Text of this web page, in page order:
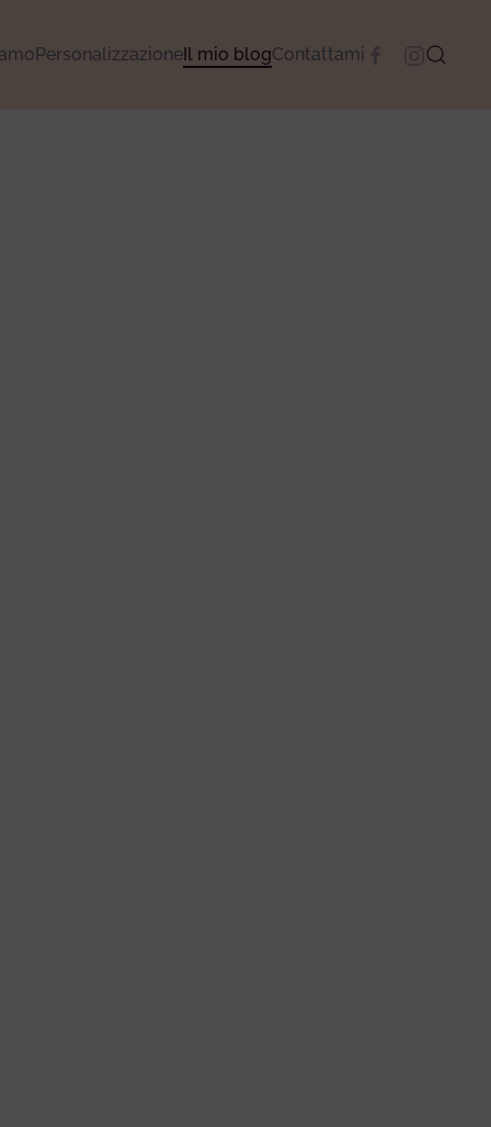
PersonalizzazioneIl mio blogContattami